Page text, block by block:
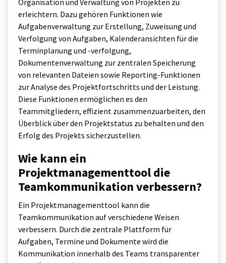
Organisation und Verwaltung von Projekten zu
erleichtern. Dazu gehören Funktionen wie
Aufgabenverwaltung zur Erstellung, Zuweisung und
Verfolgung von Aufgaben, Kalenderansichten für die
Terminplanung und -verfolgung,
Dokumentenverwaltung zur zentralen Speicherung
von relevanten Dateien sowie Reporting-Funktionen
zur Analyse des Projektfortschritts und der Leistung.
Diese Funktionen ermöglichen es den
Teammitgliedern, effizient zusammenzuarbeiten, den
Überblick über den Projektstatus zu behalten und den
Erfolg des Projekts sicherzustellen.
Wie kann ein
Projektmanagementtool die
Teamkommunikation verbessern?
Ein Projektmanagementtool kann die
Teamkommunikation auf verschiedene Weisen
verbessern. Durch die zentrale Plattform für
Aufgaben, Termine und Dokumente wird die
Kommunikation innerhalb des Teams transparenter